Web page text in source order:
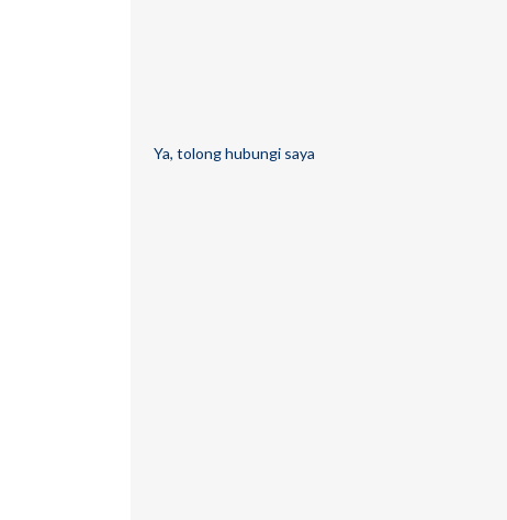
Ya, tolong hubungi saya